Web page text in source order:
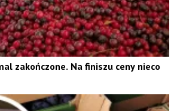
zakończone. Na finiszu ceny nieco